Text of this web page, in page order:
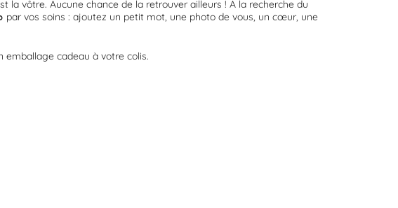
vôtre. Aucune chance de la retrouver ailleurs ! A la recherche du
par vos soins : ajoutez un petit mot, une photo de vous, un cœur, une
cadeau à votre colis.